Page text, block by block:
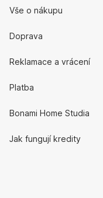
Vše o nákupu
Doprava
Reklamace a vrácení
Platba
Bonami Home Studia
Jak fungují kredity